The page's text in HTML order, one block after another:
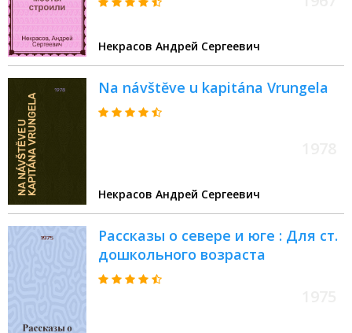
Некрасов Андрей Сергеевич
Na návštĕve u kapitána Vrungela
Некрасов Андрей Сергеевич
Рассказы о севере и юге : Для ст.
дошкольного возраста